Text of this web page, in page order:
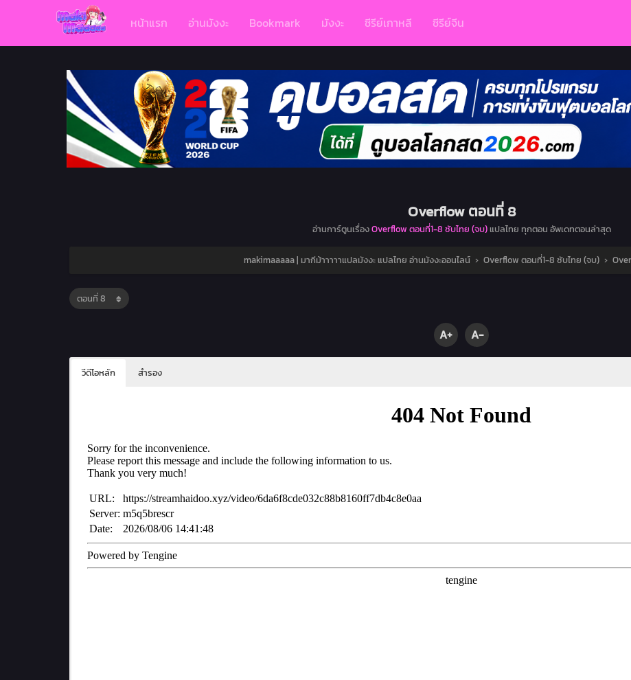
หน้าแรก อ่านมังงะ Bookmark มังงะ ซีรีย์เกาหลี ซีรีย์จีน
Overflow ตอนที่ 8
อ่านการ์ตูนเรื่องOverflow ตอนที่1-8 ซับไทย (จบ)แปลไทย ทุกตอน อัพเดทตอนล่าสุด
makimaaaaa | มากีม้าาาาาแปลมังงะ แปลไทย อ่านมังงะออนไลน์ › Overflow ตอนที่1-8 ซับไทย (จบ) ›
A+ A-
วีดีโอหลัก สำรอง